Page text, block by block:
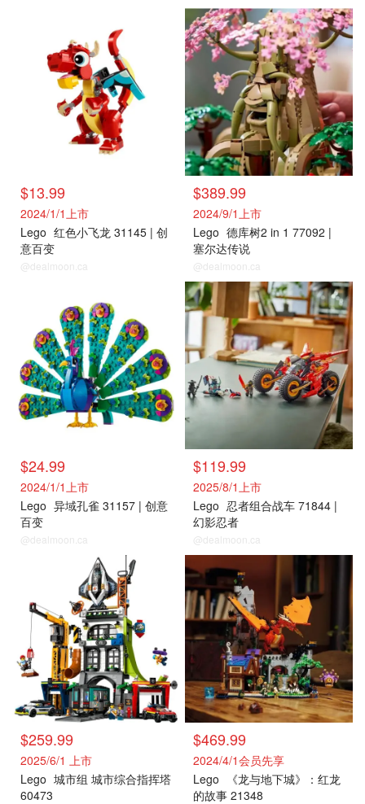
$13.99
2024/1/1上市
Lego 红色小飞龙 31145 | 创
意百变
@dealmoon.ca
$389.99
2024/9/1上市
Lego 德库树2 in 1 77092 |
塞尔达传说
@dealmoon.ca
$24.99
2024/1/1上市
Lego 异域孔雀 31157 | 创意
百变
@dealmoon.ca
$119.99
2025/8/1上市
Lego 忍者组合战车 71844 |
幻影忍者
@dealmoon.ca
$259.99
2025/6/1 上市
Lego 城市组 城市综合指挥塔
60473
$469.99
2024/4/1会员先享
Lego
《龙与地下城》：红龙
的故事 21348